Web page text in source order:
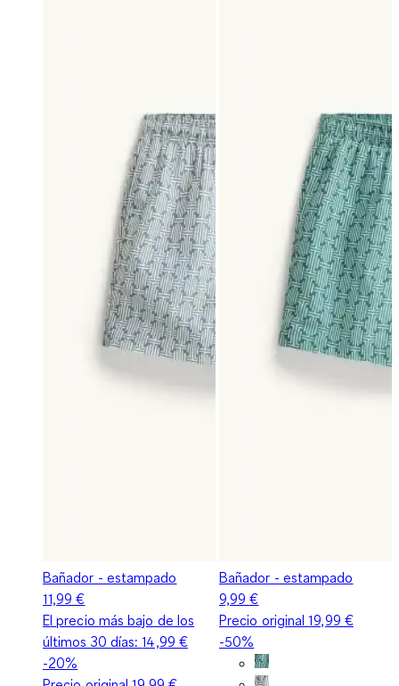
Bañador - estampado
11,99 €
El precio más bajo de los
últimos 30 días:14,99 €
-20%
Bañador - estampado
9,99 €
Precio original19,99 €
-50%